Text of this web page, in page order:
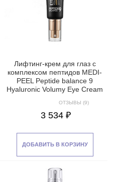
Лифтинг-крем для глаз с
комплексом пептидов MEDI-
PEEL Peptide balance 9
Hyaluronic Volumy Eye Cream
ОТЗЫВЫ (9)
3 534 ₽
ДОБАВИТЬ В КОРЗИНУ